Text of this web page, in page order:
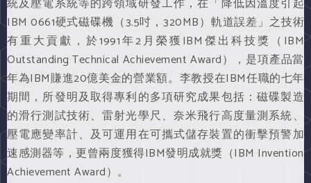
統及壓電系統等的跨領域研發工作，在「降低因溫度引起
IBM 0661硬式磁碟機（3.5吋，320MB）軌道誤差」之技術
有重大貢獻，於1991年2月榮獲IBM傑出科技獎（IBM
Outstanding Technical Achievement Award），是項產品當
年為IBM賺進20億美金的營業額。李教授在IBM任職的七年
期間，所發明及取得專利的多項研究成果包括：磁碟製造
的滑行測試技術、雷射光學尺、奈米飛行高度量測系統、
壓電應變率計、及可運用在可攜式儲存裝置的衝擊預警加
速感測器等，更曾兩度獲得IBM發明成就獎（IBM Invention
Achievement Award）。